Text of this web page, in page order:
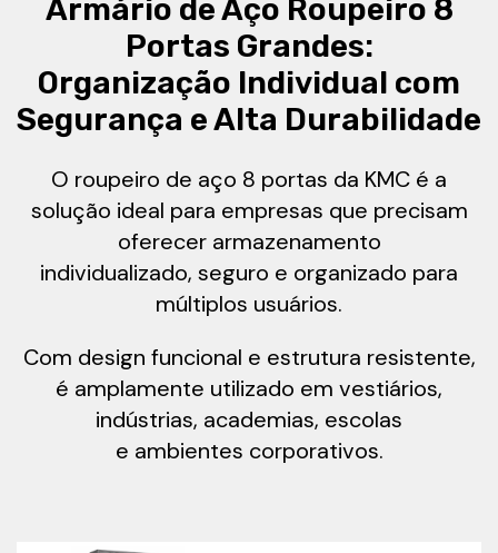
Armário de Aço Roupeiro 8
Portas Grandes:
Organização Individual com
Segurança e Alta Durabilidade
O roupeiro de aço 8 portas da KMC é a
solução ideal para empresas que precisam
oferecer armazenamento
individualizado, seguro e organizado para
múltiplos usuários.
Com design funcional e estrutura resistente,
é amplamente utilizado em vestiários,
indústrias, academias, escolas
e ambientes corporativos.